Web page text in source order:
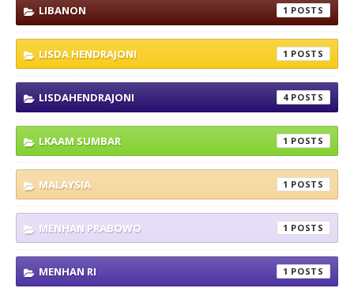
LIBANON 1
LISDA HENDRAJONI 1
LISDAHENDRAJONI 4
LKAAM SUMBAR 1
MALAYSIA 1
MENHAN PRABOWO 1
MENHAN RI 1